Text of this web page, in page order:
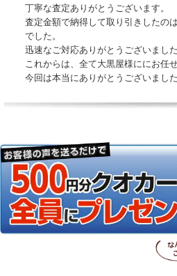
丁寧な査定ありがとうございます。
査定金額で納得して取り引きしたの
でした。
迅速なご対応ありがとうございました
これからは、全て大黒屋様ににお任
今回は本当にありがとうございました